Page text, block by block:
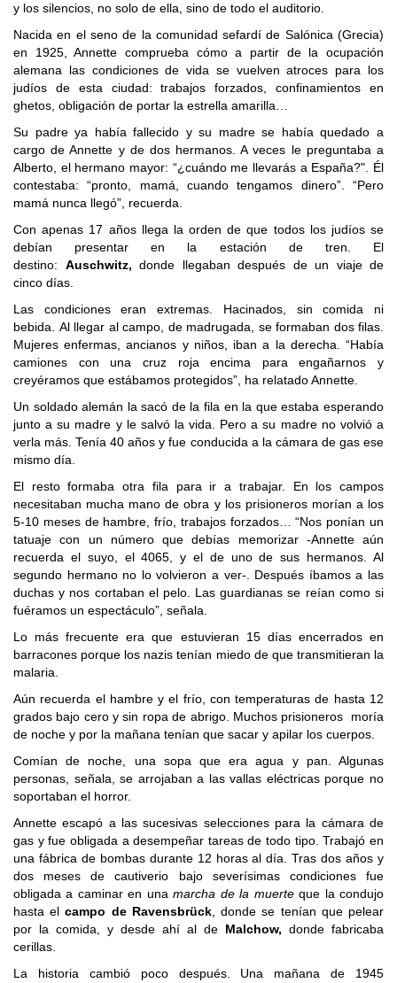
y los silencios, no solo de ella, sino de todo el auditorio.
Nacida en el seno de la comunidad sefardí de Salónica (Grecia)
en 1925, Annette comprueba cómo a partir de la ocupación
alemana las condiciones de vida se vuelven atroces para los
judíos de esta ciudad: trabajos forzados, confinamientos en
ghetos, obligación de portar la estrella amarilla…
Su padre ya había fallecido y su madre se había quedado a
cargo de Annette y de dos hermanos. A veces le preguntaba a
Alberto, el hermano mayor: “¿cuándo me llevarás a España?". Él
contestaba: “pronto, mamá, cuando tengamos dinero”. “Pero
mamá nunca llegó”, recuerda.
Con apenas 17 años llega la orden de que todos los judíos se
debían presentar en la estación de tren. El
destino: Auschwitz, donde llegaban después de un viaje de
cinco días.
Las condiciones eran extremas. Hacinados, sin comida ni
bebida. Al llegar al campo, de madrugada, se formaban dos filas.
Mujeres enfermas, ancianos y niños, iban a la derecha. “Había
camiones con una cruz roja encima para engañarnos y
creyéramos que estábamos protegidos”, ha relatado Annette.
Un soldado alemán la sacó de la fila en la que estaba esperando
junto a su madre y le salvó la vida. Pero a su madre no volvió a
verla más. Tenía 40 años y fue conducida a la cámara de gas ese
mismo día.
El resto formaba otra fila para ir a trabajar. En los campos
necesitaban mucha mano de obra y los prisioneros morían a los
5-10 meses de hambre, frío, trabajos forzados… “Nos ponían un
tatuaje con un número que debías memorizar -Annette aún
recuerda el suyo, el 4065, y el de uno de sus hermanos. Al
segundo hermano no lo volvieron a ver-. Después íbamos a las
duchas y nos cortaban el pelo. Las guardianas se reían como si
fuéramos un espectáculo”, señala.
Lo más frecuente era que estuvieran 15 días encerrados en
barracones porque los nazis tenían miedo de que transmitieran la
malaria.
Aún recuerda el hambre y el frío, con temperaturas de hasta 12
grados bajo cero y sin ropa de abrigo. Muchos prisioneros moría
de noche y por la mañana tenían que sacar y apilar los cuerpos.
Comían de noche, una sopa que era agua y pan. Algunas
personas, señala, se arrojaban a las vallas eléctricas porque no
soportaban el horror.
Annette escapó a las sucesivas selecciones para la cámara de
gas y fue obligada a desempeñar tareas de todo tipo. Trabajó en
una fábrica de bombas durante 12 horas al día. Tras dos años y
dos meses de cautiverio bajo severísimas condiciones fue
obligada a caminar en unamarcha de la muerteque la condujo
hasta elcampo de Ravensbrück, donde se tenían que pelear
por la comida, y desde ahí al de Malchow, donde fabricaba
cerillas.
La historia cambió poco después. Una mañana de 1945